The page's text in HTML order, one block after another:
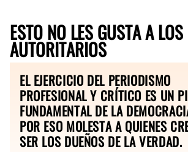
ESTO NO LES GUSTA A LOS
AUTORITARIOS
EL EJERCICIO DEL PERIODISMO
PROFESIONAL Y CRÍTICO ES UN
FUNDAMENTAL DE LA
POR ESO MOLESTA A QUIENES
SER LOS DUEÑOS DE LA VERDAD.